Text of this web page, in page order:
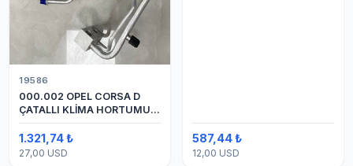
19586
000.002 OPEL CORSA D
ÇATALLI KLİMA HORTUMU
(OEM:1320335)
1.321,74 ₺
27,00 USD
587,44 ₺
12,00 USD